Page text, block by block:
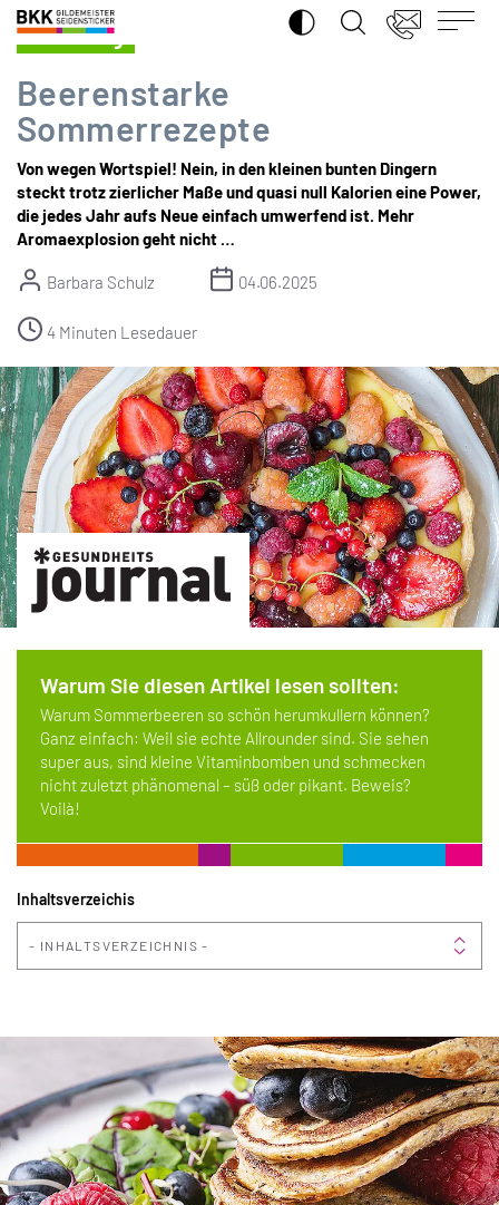
BKK
Gildemeister
SUCHE ÖFFNEN
Ernährung
Beerenstarke
Sommerrezepte
Von wegen Wortspiel! Nein, in den kleinen bunten Dingern
steckt trotz zierlicher Maße und quasi null Kalorien eine Power,
die jedes Jahr aufs Neue einfach umwerfend ist. Mehr
Aromaexplosion geht nicht …
Barbara Schulz 04.06.2025
4 Minuten Lesedauer
Warum Sie diesen Artikel lesen sollten:
Warum Sommerbeeren so schön herumkullern können?
Ganz einfach: Weil sie echte Allrounder sind. Sie sehen
super aus, sind kleine Vitaminbomben und schmecken
nicht zuletzt phänomenal – süß oder pikant. Beweis?
Voilà!
Inhaltsverzeichis
INHALTSVERZEICHNIS